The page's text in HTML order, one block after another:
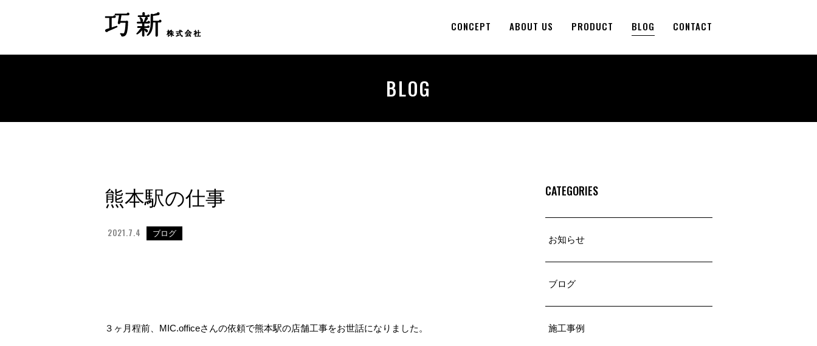
CONCEPT ABOUT US PRODUCT BLOG CONTACT
BLOG
熊本駅の仕事
2021.7.4 ブログ
３ヶ月程前、MIC.officeさんの依頼で熊本駅の店舗工事をお世話になりました。
CATEGORIES
お知らせ
ブログ
施工事例